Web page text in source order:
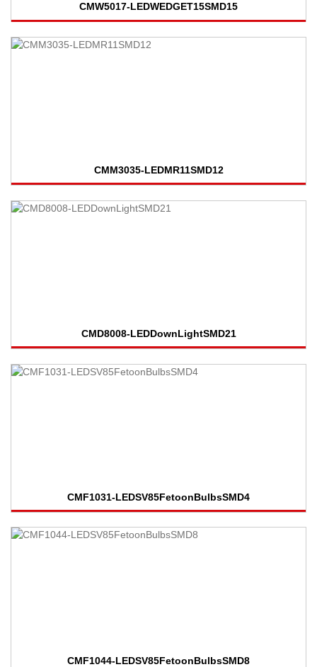
CMW5017-LEDWEDGET15SMD15
CMM3035-LEDMR11SMD12
CMD8008-LEDDownLightSMD21
CMF1031-LEDSV85FetoonBulbsSMD4
CMF1044-LEDSV85FetoonBulbsSMD8